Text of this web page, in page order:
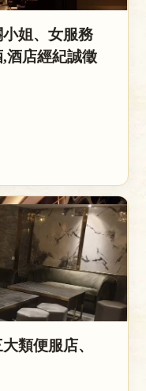
小姐、女服務
酒店經紀誠徵
類便服店、